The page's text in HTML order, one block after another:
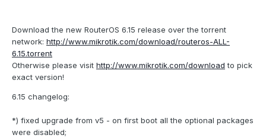
Download the new RouterOS 6.15 release over the torrent
network: http://www.mikrotik.com/download/routeros-ALL-
6.15.torrent
Otherwise please visit http://www.mikrotik.com/download to pick
exact version!
6.15 changelog:
*) fixed upgrade from v5 - on first boot all the optional packages
were disabled;